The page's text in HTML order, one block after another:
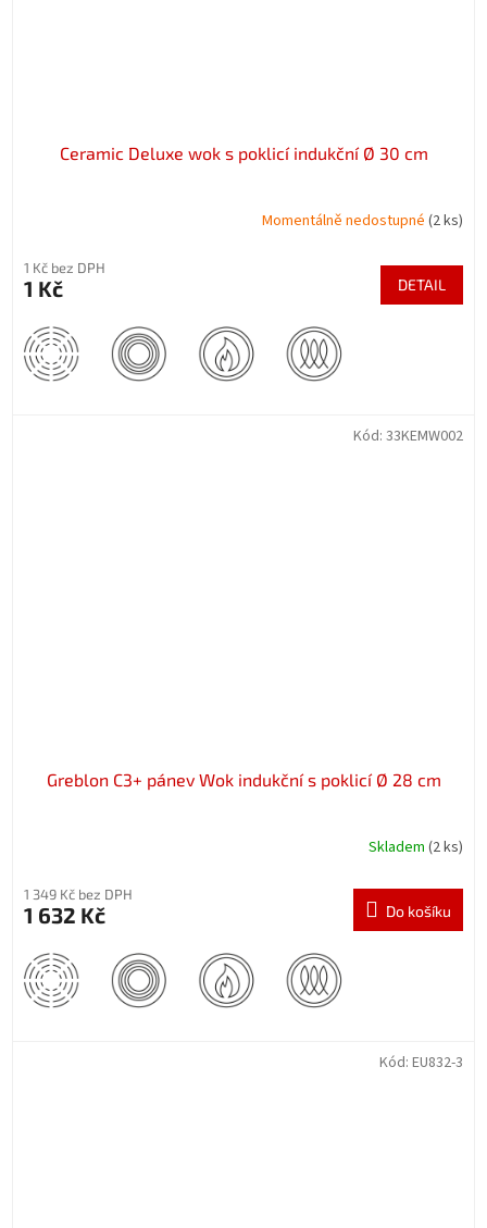
Ceramic Deluxe wok s poklicí indukční Ø 30 cm
Momentálně nedostupné (2 ks)
1 Kč bez DPH
1 Kč DETAIL
Greblon C3+ pánev Wok indukční s poklicí Ø 28 cm
Skladem (2 ks)
1 349 Kč bez DPH
1 632 Kč Do košíku
Kód: 33KEMW002
Kód: EU832-3